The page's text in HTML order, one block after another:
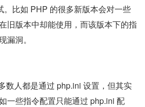
。比如 PHP 的很多新版本会对一些
旧版本中却能使用，而该版本下的指
漏洞。
人都是通过 php.ini 设置，但其实
一些指令配置只能通过 php.ini 配